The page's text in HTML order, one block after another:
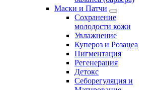
Маски и Патчи
Сохранение
молодости кожи
Увлажнение
Купероз и Розацеа
Пигментация
Регенерация
Детокс
Себорегуляция и